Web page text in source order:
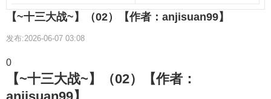
【~十三大战~】（02）【作者：anjisuan99】
发布:2026-06-07 03:08
0
【~十三大战~】（02）【作者：